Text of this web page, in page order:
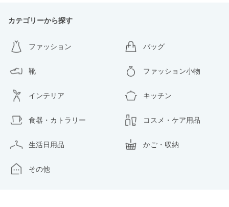
カテゴリーから探す
ファッション バッグ
靴 ファッション小物
インテリア キッチン
食器・カトラリー コスメ・ケア用品
生活日用品 かご・収納
その他